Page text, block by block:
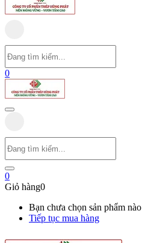
0
0
Giỏ hàng0
Bạn chưa chọn sản phẩm nào
Tiếp tục mua hàng